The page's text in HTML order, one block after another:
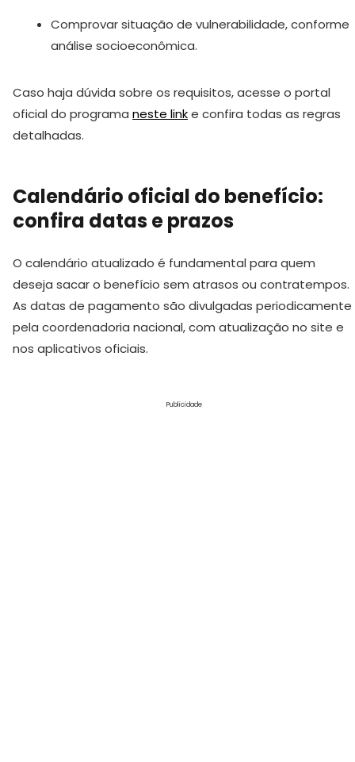
Comprovar situação de vulnerabilidade, conforme
análise socioeconômica.
Caso haja dúvida sobre os requisitos, acesse o portal
oficial do programa neste linke confira todas as regras
detalhadas.
Calendário oficial do benefício:
confira datas e prazos
O calendário atualizado é fundamental para quem
deseja sacar o benefício sem atrasos ou contratempos.
As datas de pagamento são divulgadas periodicamente
pela coordenadoria nacional, com atualização no site e
nos aplicativos oficiais.
Publicidade